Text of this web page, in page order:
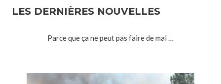
LES DERNIÈRES NOUVELLES
Parce que ça ne peut pas faire de mal …